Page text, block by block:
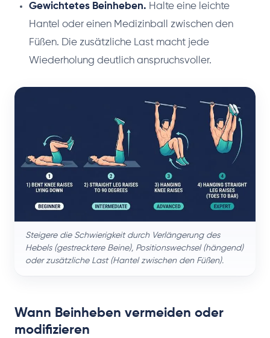
Gewichtetes Beinheben. Halte eine leichte
Hantel oder einen Medizinball zwischen den
Füßen. Die zusätzliche Last macht jede
Wiederholung deutlich anspruchsvoller.
Steigere die Schwierigkeit durch Verlängerung des
Hebels (gestrecktere Beine), Positionswechsel (hängend)
oder zusätzliche Last (Hantel zwischen den Füßen).
Wann Beinheben vermeiden oder
modifizieren